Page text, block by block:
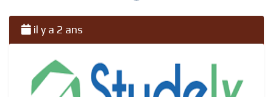
il y a 2 ans